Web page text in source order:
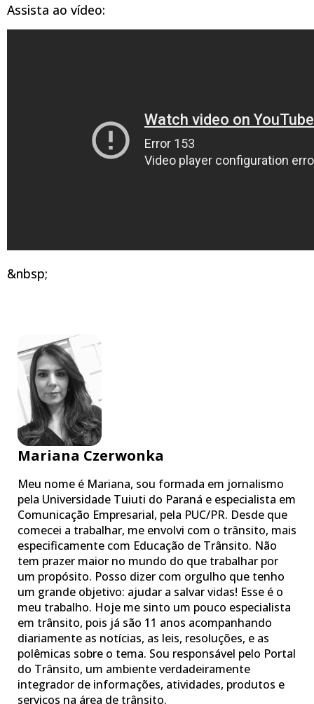
Assista ao vídeo:
&nbsp;
Mariana Czerwonka
Meu nome é Mariana, sou formada em jornalismo
pela Universidade Tuiuti do Paraná e especialista em
Comunicação Empresarial, pela PUC/PR. Desde que
comecei a trabalhar, me envolvi com o trânsito, mais
especificamente com Educação de Trânsito. Não
tem prazer maior no mundo do que trabalhar por
um propósito. Posso dizer com orgulho que tenho
um grande objetivo: ajudar a salvar vidas! Esse é o
meu trabalho. Hoje me sinto um pouco especialista
em trânsito, pois já são 11 anos acompanhando
diariamente as notícias, as leis, resoluções, e as
polêmicas sobre o tema. Sou responsável pelo Portal
do Trânsito, um ambiente verdadeiramente
integrador de informações, atividades, produtos e
serviços na área de trânsito.